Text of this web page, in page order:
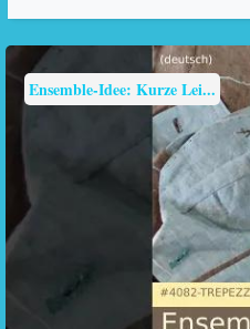
Ensemble-Idee: Kurze Lei...